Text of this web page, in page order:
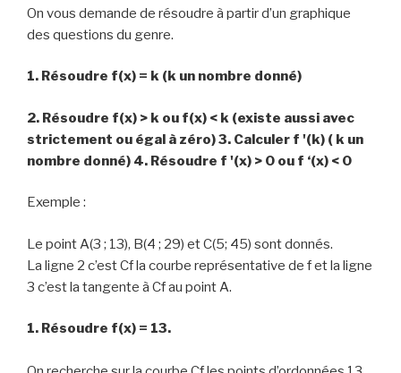
On vous demande de résoudre à partir d’un graphique
des questions du genre.
1. Résoudre f(x) = k (k un nombre donné)
2. Résoudre f(x) > k ou f(x) < k (existe aussi avec
strictement ou égal à zéro) 3. Calculer f '(k) ( k un
nombre donné) 4. Résoudre f '(x) > 0 ou f ‘(x) < 0
Exemple :
Le point A(3 ; 13), B(4 ; 29) et C(5; 45) sont donnés.
La ligne 2 c’est Cf la courbe représentative de f et la ligne
3 c’est la tangente à Cf au point A.
1. Résoudre f(x) = 13.